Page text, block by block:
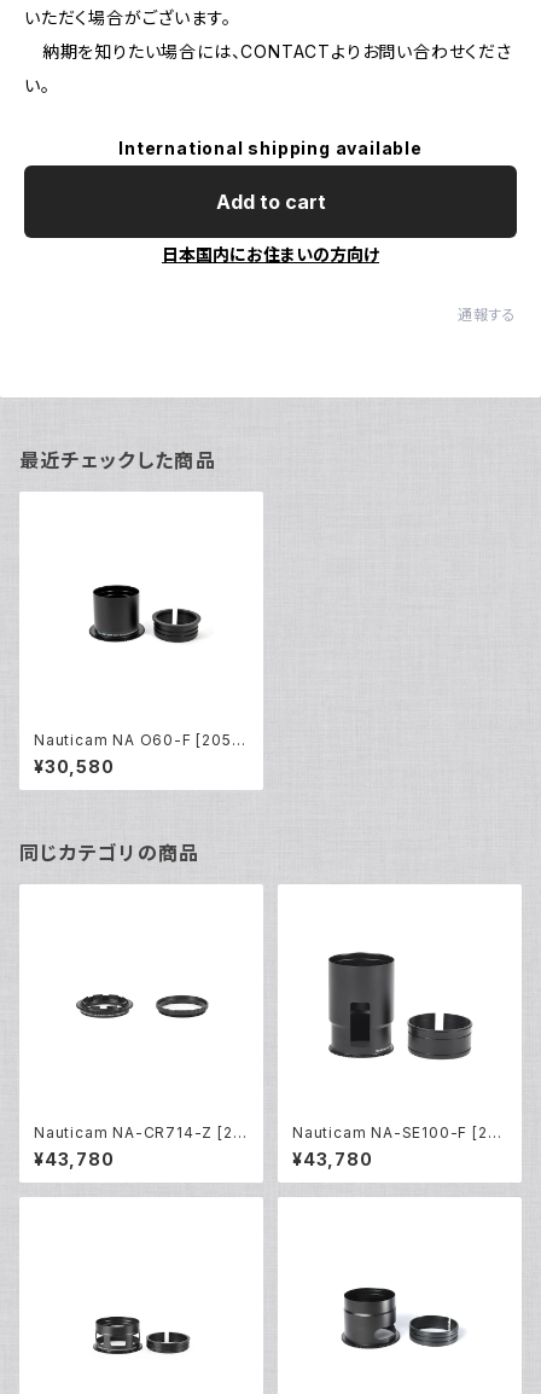
いただく場合がございます。
納期を知りたい場合には、CONTACTよりお問い合わせくださ
い。
International shipping available
Add to cart
日本国内にお住まいの方向け
通報する
最近チェックした商品
Nauticam NA O60-F [2050
4]
¥30,580
同じカテゴリの商品
Nauticam NA-CR714-Z [21
812]
¥43,780
Nauticam NA-SE100-F [217
44]
¥43,780